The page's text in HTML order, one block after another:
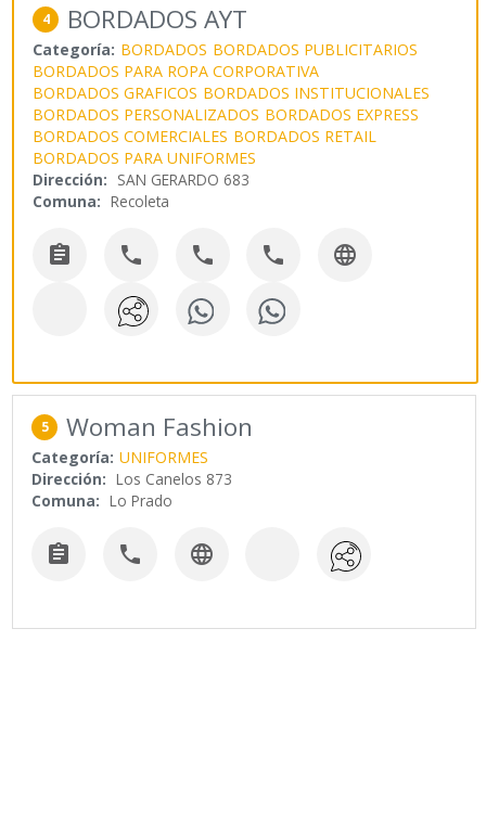
4 BORDADOS AYT
Categoría: BORDADOS BORDADOS PUBLICITARIOS
BORDADOS PARA ROPA CORPORATIVA
BORDADOS GRAFICOS BORDADOS INSTITUCIONALES
BORDADOS PERSONALIZADOS BORDADOS EXPRESS
BORDADOS COMERCIALES BORDADOS RETAIL
BORDADOS PARA UNIFORMES
Dirección: SAN GERARDO 683
Comuna: Recoleta
    
5 Woman Fashion
Categoría: UNIFORMES
Dirección: Los Canelos 873
Comuna: Lo Prado
  